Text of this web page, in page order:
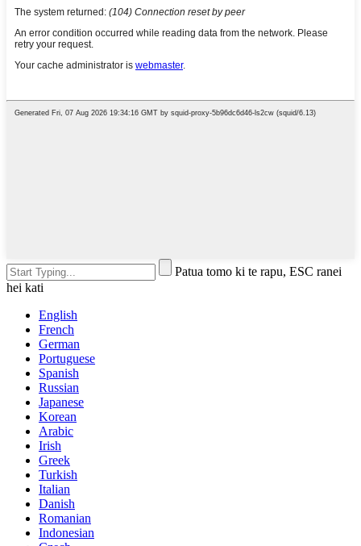
Patua tomo ki te rapu, ESC ranei
hei kati
English
French
German
Portuguese
Spanish
Russian
Japanese
Korean
Arabic
Irish
Greek
Turkish
Italian
Danish
Romanian
Indonesian